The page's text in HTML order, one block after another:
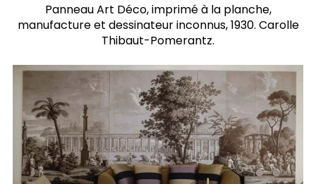
Panneau Art Déco, imprimé à la planche,
manufacture et dessinateur inconnus, 1930. Carolle
Thibaut-Pomerantz.